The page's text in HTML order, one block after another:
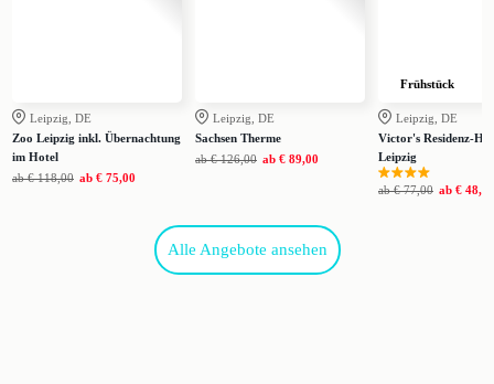
Leipzig, DE
Zoo Leipzig inkl. Übernachtung
im Hotel
ab € 118,00 ab € 75,00
Leipzig, DE
Sachsen Therme
ab € 126,00 ab € 89,00
Frühstück
Leipzig, DE
Victor's Residenz-
Leipzig
ab € 77,00 ab € 48,00
Alle Angebote ansehen